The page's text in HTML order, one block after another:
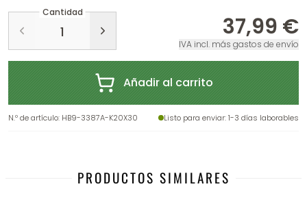
Cantidad
37,99 €
IVA incl. más gastos de envío
Añadir al carrito
N.º de artículo: HB9-3387A-K20X30 Listo para enviar: 1-3 días laborables
PRODUCTOS SIMILARES